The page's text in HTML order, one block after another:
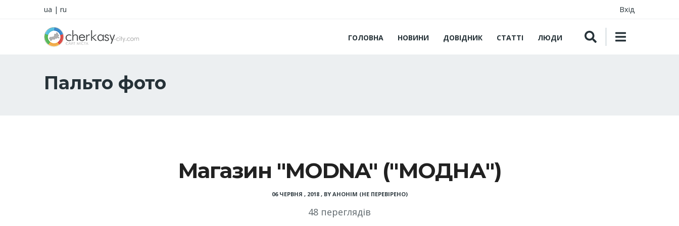
ua | ru Вхід
ГОЛОВНА НОВИНИ ДОВІДНИК СТАТТІ ЛЮДИ
Пальто фото
Магазин "MODNA" ("МОДНА")
06 ЧЕРВНЯ , 2018, BY АНОНІМ (НЕ ПЕРЕВІРЕНО)
48 переглядів